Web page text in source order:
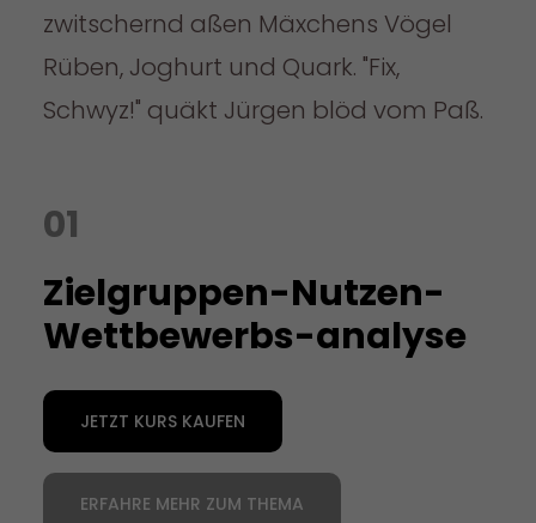
zwitschernd aßen Mäxchens Vögel
Rüben, Joghurt und Quark. "Fix,
Schwyz!" quäkt Jürgen blöd vom Paß.
01
Zielgruppen-Nutzen-
Wettbewerbs-analyse
JETZT KURS KAUFEN
ERFAHRE MEHR ZUM THEMA